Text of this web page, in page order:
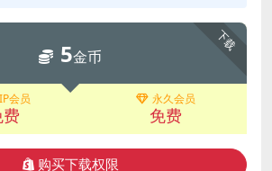
下载
5金币
会员 永久会员
免费
购买下载权限